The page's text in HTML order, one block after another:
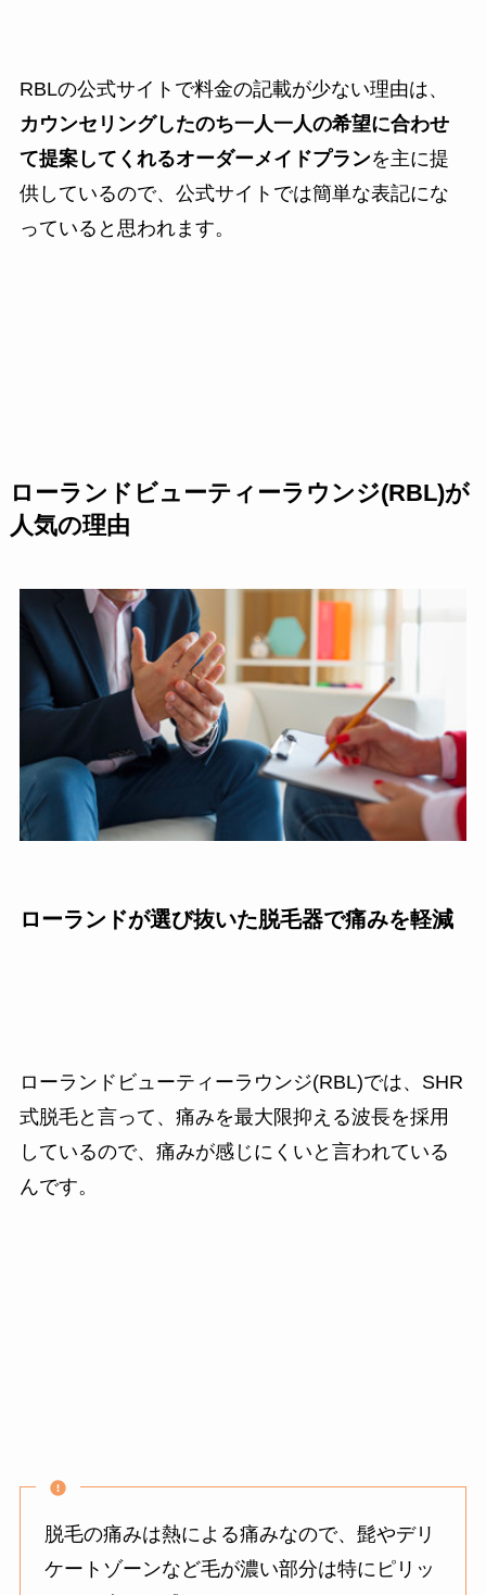
RBLの公式サイトで料金の記載が少ない理由は、
カウンセリングしたのち一人一人の希望に合わせ
て提案してくれるオーダーメイドプランを主に提
供しているので、公式サイトでは簡単な表記にな
っていると思われます。
ローランドビューティーラウンジ(RBL)が
人気の理由
ローランドが選び抜いた脱毛器で痛みを軽減
ローランドビューティーラウンジ(RBL)では、SHR
式脱毛と言って、痛みを最大限抑える波長を採用
しているので、痛みが感じにくいと言われている
んです。
脱毛の痛みは熱による痛みなので、髭やデリ
ケートゾーンなど毛が濃い部分は特にピリッ